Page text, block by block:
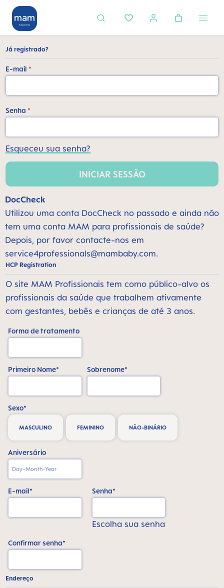
principal
Já registrado?
E-mail *
Senha *
Esqueceu sua senha?
INICIAR SESSÃO
DocCheck
Utilizou uma conta DocCheck no passado e ainda não
tem uma conta MAM para profissionais de saúde?
Depois, por favor contacte-nos em
service4professionals@mambaby.com.
HCP Registration
O site MAM Profissionais tem como público-alvo os
profissionais da saúde que trabalhem ativamente
com gestantes, bebês e crianças de até 3 anos.
Forma de tratamento
Primeiro Nome* Sobrenome*
Sexo*
MASCULINO FEMININO NÃO-BINÁRIO
Aniversário
E-mail* Senha*
Escolha sua senha
Confirmar senha*
Endereço